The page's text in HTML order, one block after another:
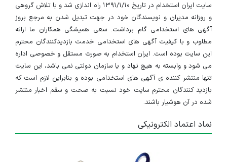
سایت ایران استخدام در تاریخ ۱۳۹۱/۱/۱۰ راه اندازی شد و با تلاش گروهی
و روزانه مدیران و نویسندگان خود در جهت تبدیل شدن به مرجع بروز
آگهی های استخدامی گام برداشت. سعی همیشگی همکاران ما ارائه
مطلوب و با کیفیت آگهی های استخدامی خدمت بازدیدکنندگان محترم
این سایت بوده است. ایران استخدام به صورت مستقل و خصوصی اداره
می شود و وابسته به هیچ نهاد و یا سازمان دولتی نمی باشد، این سایت
تنها منتشر کننده ی آگهی های استخدامی بوده و بنابراین لازم است که
بازدید کنندگان محترم سایت خود نسبت به صحت و سقم اخبار منتشر
شده در آن هوشیار باشند.
نماد اعتماد الکترونیکی